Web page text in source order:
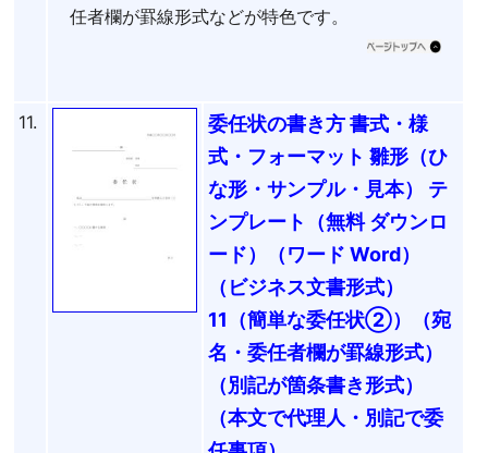
任者欄が罫線形式などが特色です。
11.
委任状の書き方 書式・様
式・フォーマット 雛形（ひ
な形・サンプル・見本） テ
ンプレート（無料 ダウンロ
ード）（ワード Word）
（ビジネス文書形式）
11（簡単な委任状②）（宛
名・委任者欄が罫線形式）
（別記が箇条書き形式）
（本文で代理人・別記で委